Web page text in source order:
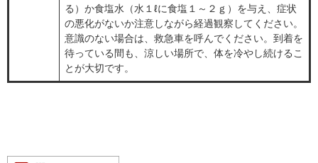
る）か食塩水（水１ℓに食塩１～２ｇ）を与え、症状
の悪化がないか注意しながら経過観察してください。
意識のない場合は、救急車を呼んでください。到着を
待っている間も、涼しい場所で、体を冷やし続けるこ
とが大切です。